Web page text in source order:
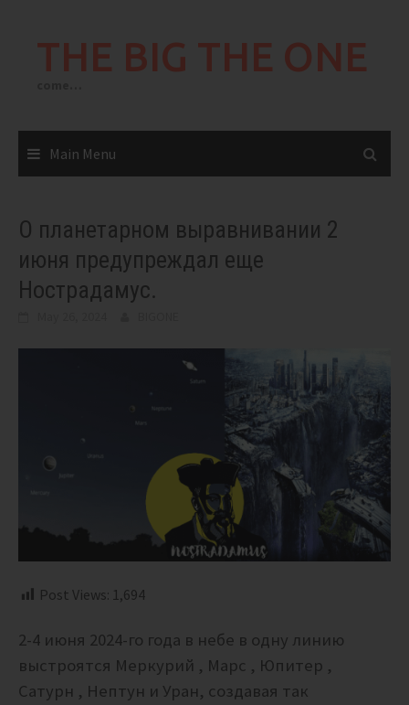
THE BIG THE ONE
Main Menu
О планетарном выравнивании 2
июня предупреждал еще
Нострадамус.
Post Views: 1,694
2-4 июня 2024-го года в небе в одну линию
выстроятся Меркурий , Марс , Юпитер ,
Сатурн , Нептун и Уран, создавая так